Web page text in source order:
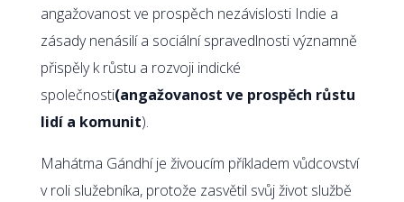
angažovanost ve prospěch nezávislosti Indie a
zásady nenásilí a sociální spravedlnosti významně
přispěly k růstu a rozvoji indické
společnosti(angažovanost ve prospěch růstu
lidí a komunit).
Mahátma Gándhí je živoucím příkladem vůdcovství
v roli služebníka, protože zasvětil svůj život službě